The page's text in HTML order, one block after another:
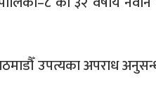
उपत्यका अपराध